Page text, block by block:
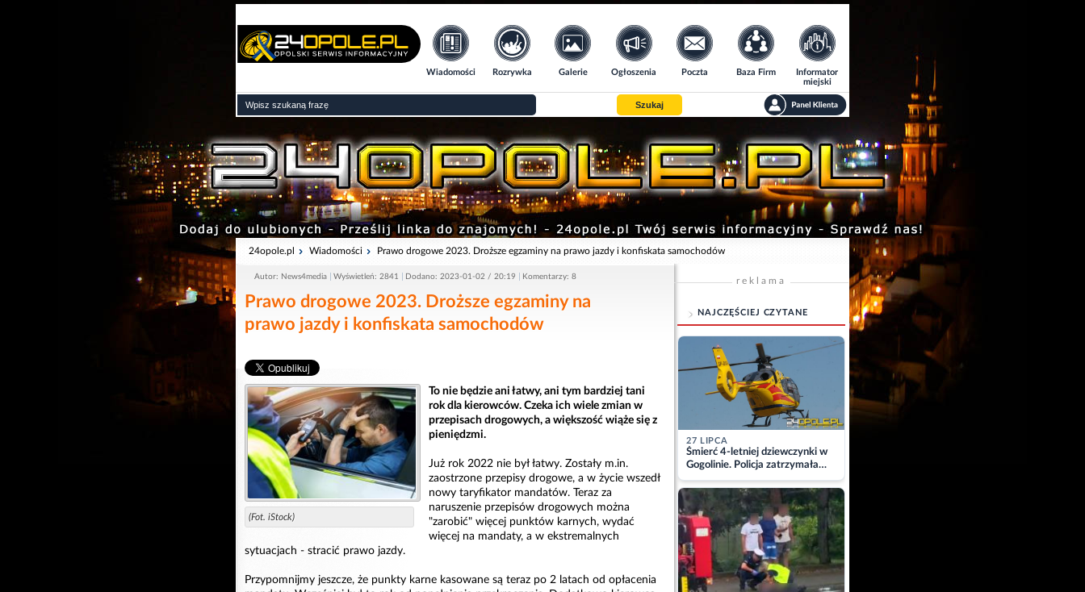
Wiadomości Rozrywka Galerie Ogłoszenia Poczta Baza Firm
Informator
miejski
Szukaj
24opole.pl Wiadomości Prawo drogowe 2023. Droższe egzaminy na prawo jazdy i konfiskata samochodów
Autor: News4media Wyświetleń: 2841 Dodano: 2023-01-02 / 20:19 Komentarzy: 8
Prawo drogowe 2023. Droższe egzaminy na
prawo jazdy i konfiskata samochodów
(Fot. iStock)
To nie będzie ani łatwy, ani tym bardziej tani
rok dla kierowców. Czeka ich wiele zmian w
przepisach drogowych, a większość wiąże się z
pieniędzmi.
Już rok 2022 nie był łatwy. Zostały m.in.
zaostrzone przepisy drogowe, a w życie wszedł
nowy taryfikator mandatów. Teraz za
naruszenie przepisów drogowych można
"zarobić" więcej punktów karnych, wydać
więcej na mandaty, a w ekstremalnych
sytuacjach - stracić prawo jazdy.
Przypomnijmy jeszcze, że punkty karne kasowane są teraz po 2 latach od opłacenia
reklama
NAJCZĘŚCIEJ CZYTANE
27 LIPCA
Śmierć 4-letniej dziewczynki w
Gogolinie. Policja zatrzymała
matkę